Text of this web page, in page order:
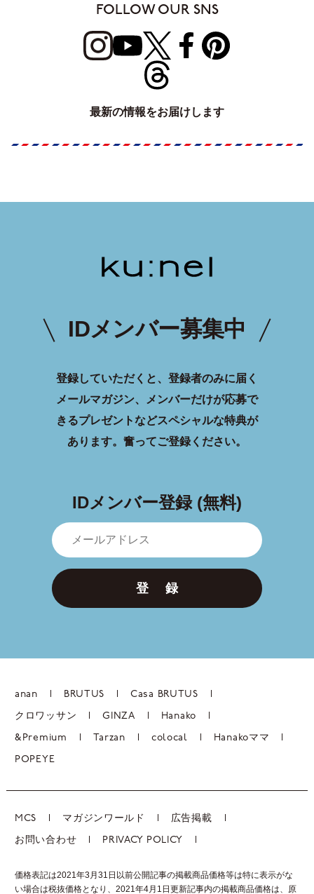
FOLLOW OUR SNS
最新の情報をお届けします
IDメンバー募集中
登録していただくと、登録者のみに届く
メールマガジン、メンバーだけが応募で
きるプレゼントなどスペシャルな特典が
あります。 奮ってご登録ください。
IDメンバー登録 (無料)
登 録
anan BRUTUS Casa BRUTUS
クロワッサン GINZA Hanako
&Premium Tarzan colocal Hanakoママ
POPEYE
MCS マガジンワールド 広告掲載
お問い合わせ PRIVACY POLICY
価格表記は2021年3月31日以前公開記事の掲載商品価格等は特に表示がな
い場合は税抜価格となり、2021年4月1日更新記事内の掲載商品価格は、 原